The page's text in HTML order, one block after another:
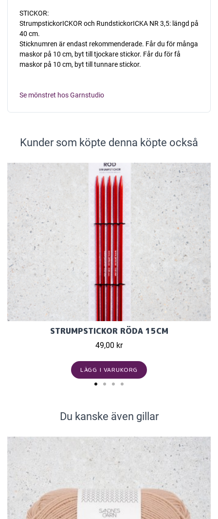
STICKOR:
StrumpstickorICKOR och RundstickorICKA NR 3,5: längd på
40 cm.
Sticknumren är endast rekommenderade. Får du för många
maskor på 10 cm, byt till tjockare stickor. Får du för få
maskor på 10 cm, byt till tunnare stickor.
Se mönstret hos Garnstudio
Kunder som köpte denna köpte också
STRUMPSTICKOR RÖDA 15CM
49,00 kr
LÄGG I VARUKORG
Du kanske även gillar